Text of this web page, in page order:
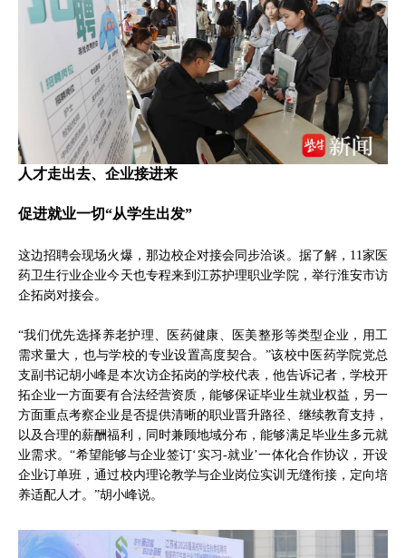
人才走出去、企业接进来
促进就业一切“从学生出发”
这边招聘会现场火爆，那边校企对接会同步洽谈。据了解，11家医
药卫生行业企业今天也专程来到江苏护理职业学院，举行淮安市访
企拓岗对接会。
“我们优先选择养老护理、医药健康、医美整形等类型企业，用工
需求量大，也与学校的专业设置高度契合。”该校中医药学院党总
支副书记胡小峰是本次访企拓岗的学校代表，他告诉记者，学校开
拓企业一方面要有合法经营资质，能够保证毕业生就业权益，另一
方面重点考察企业是否提供清晰的职业晋升路径、继续教育支持，
以及合理的薪酬福利，同时兼顾地域分布，能够满足毕业生多元就
业需求。“希望能够与企业签订‘实习-就业’一体化合作协议，开设
企业订单班，通过校内理论教学与企业岗位实训无缝衔接，定向培
养适配人才。”胡小峰说。